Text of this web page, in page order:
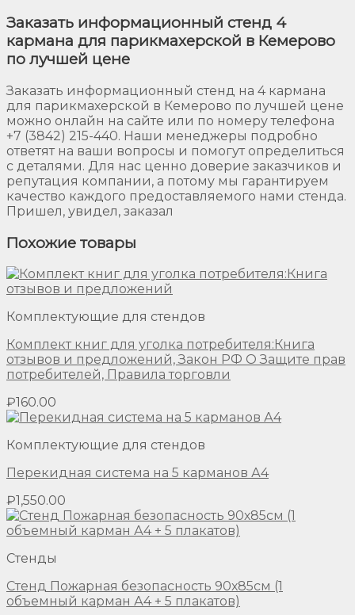
Заказать информационный стенд 4
кармана для парикмахерской в Кемерово
по лучшей цене
Заказать информационный стенд на 4 кармана
для парикмахерской в Кемерово по лучшей цене
можно онлайн на сайте или по номеру телефона
+7 (3842) 215-440. Наши менеджеры подробно
ответят на ваши вопросы и помогут определиться
с деталями. Для нас ценно доверие заказчиков и
репутация компании, а потому мы гарантируем
качество каждого предоставляемого нами стенда.
Пришел, увидел, заказал
Похожие товары
Комплектующие для стендов
Комплект книг для уголка потребителя:Книга
отзывов и предложений, Закон РФ О Защите прав
потребителей, Правила торговли
₽160.00
Комплектующие для стендов
Перекидная система на 5 карманов А4
₽1,550.00
Стенды
Стенд Пожарная безопасность 90х85см (1
объемный карман А4 + 5 плакатов)